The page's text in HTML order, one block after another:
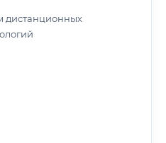
дистанционных